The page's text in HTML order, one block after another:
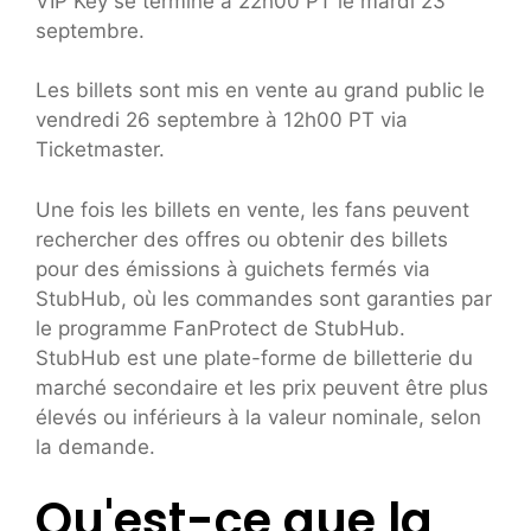
septembre.
Les billets sont mis en vente au grand public le
vendredi 26 septembre à 12h00 PT via
Ticketmaster.
Une fois les billets en vente, les fans peuvent
rechercher des offres ou obtenir des billets
pour des émissions à guichets fermés via
StubHub, où les commandes sont garanties par
le programme FanProtect de StubHub.
StubHub est une plate-forme de billetterie du
marché secondaire et les prix peuvent être plus
élevés ou inférieurs à la valeur nominale, selon
la demande.